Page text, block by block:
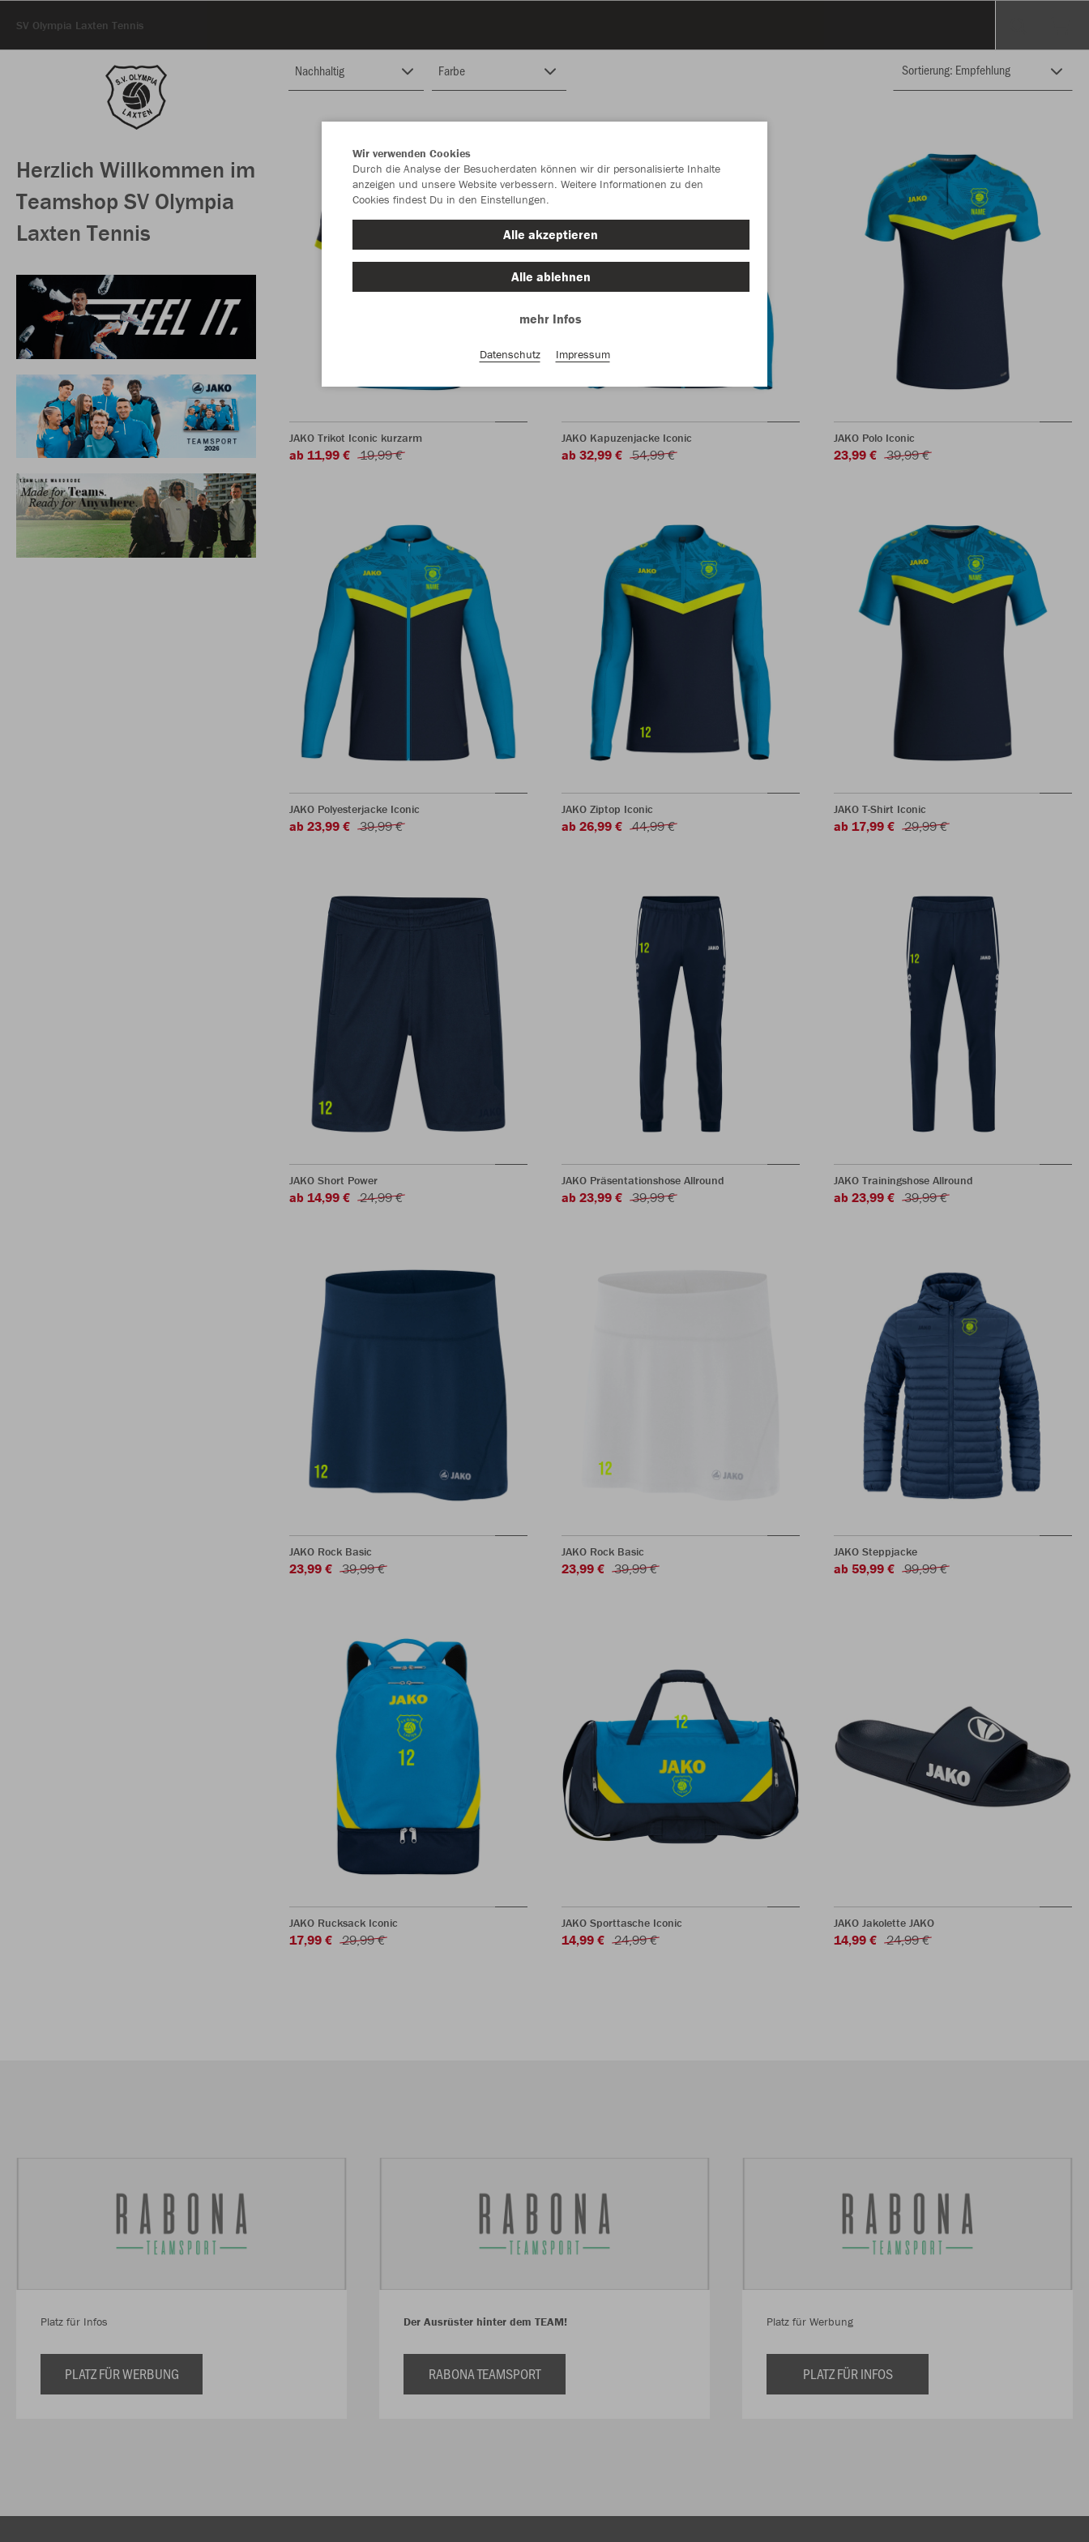
SV Olympia Laxten Tennis
Herzlich Willkommen im
Teamshop SV Olympia
Laxten Tennis
Nachhaltig Farbe
JAKO Trikot Iconic kurzarm
ab 11,99 € 19,99 €
JAKO Kapuzenjacke Iconic
ab 32,99 € 54,99 €
JAKO Polo Iconic
23,99 € 39,99 €
JAKO Polyesterjacke Iconic
ab 23,99 € 39,99 €
JAKO Ziptop Iconic
ab 26,99 € 44,99 €
JAKO T-Shirt Iconic
ab 17,99 € 29,99 €
JAKO Short Power
ab 14,99 € 24,99 €
JAKO Präsentationshose Allround
ab 23,99 € 39,99 €
JAKO Trainingshose Allround
ab 23,99 € 39,99 €
JAKO Rock Basic
23,99 € 39,99 €
JAKO Rock Basic
23,99 € 39,99 €
JAKO Steppjacke
ab 59,99 € 99,99 €
JAKO Rucksack Iconic
17,99 € 29,99 €
JAKO Sporttasche Iconic
14,99 € 24,99 €
JAKO Jakolette JAKO
14,99 € 24,99 €
Platz für Infos
PLATZ FÜR WERBUNG
Der Ausrüster hinter dem TEAM!
RABONA TEAMSPORT
Platz für Werbung
PLATZ FÜR INFOS
Wir verwenden Cookies
Durch die Analyse der Besucherdaten können wir dir personalisierte Inhalte
anzeigen und unsere Website verbessern. Weitere Informationen zu den
Cookies findest Du in den Einstellungen.
Alle akzeptieren
Alle ablehnen
mehr Infos
Datenschutz Impressum